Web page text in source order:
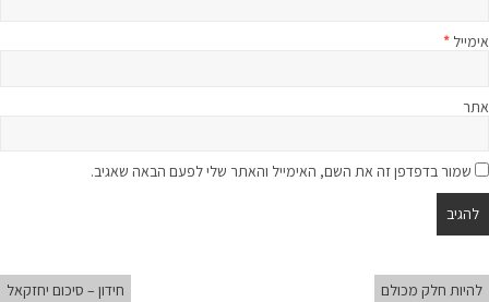
אימייל *
אתר
שמור בדפדפן זה את השם, האימייל והאתר שלי לפעם הבאה שאגיב.
להיות חלק מכולם חידון – סיכום יחזקאל